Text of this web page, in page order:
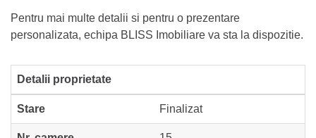
Pentru mai multe detalii si pentru o prezentare
personalizata, echipa BLISS Imobiliare va sta la dispozitie.
Detalii proprietate
Stare Finalizat